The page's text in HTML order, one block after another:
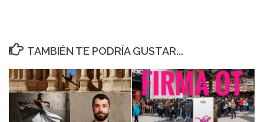
TAMBIÉN TE PODRÍA GUSTAR...